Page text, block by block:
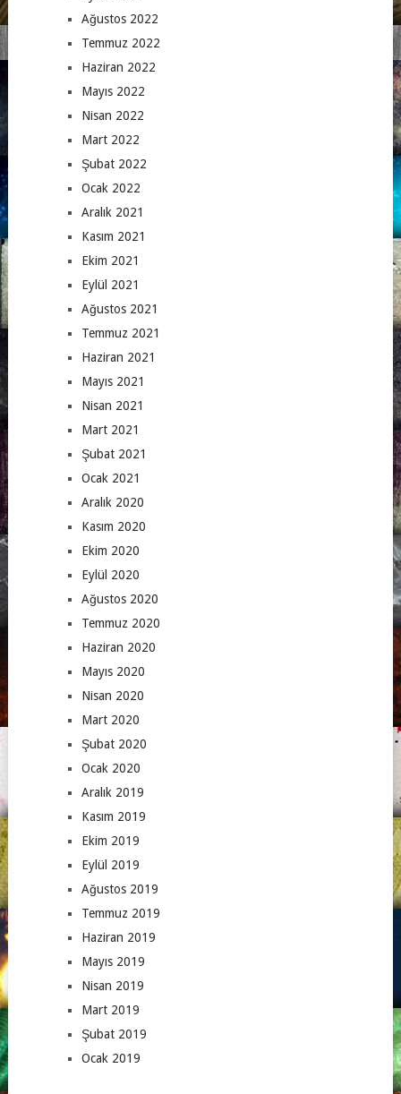
Ağustos 2022
Temmuz 2022
Haziran 2022
Mayıs 2022
Nisan 2022
Mart 2022
Şubat 2022
Ocak 2022
Aralık 2021
Kasım 2021
Ekim 2021
Eylül 2021
Ağustos 2021
Temmuz 2021
Haziran 2021
Mayıs 2021
Nisan 2021
Mart 2021
Şubat 2021
Ocak 2021
Aralık 2020
Kasım 2020
Ekim 2020
Eylül 2020
Ağustos 2020
Temmuz 2020
Haziran 2020
Mayıs 2020
Nisan 2020
Mart 2020
Şubat 2020
Ocak 2020
Aralık 2019
Kasım 2019
Ekim 2019
Eylül 2019
Ağustos 2019
Temmuz 2019
Haziran 2019
Mayıs 2019
Nisan 2019
Mart 2019
Şubat 2019
Ocak 2019